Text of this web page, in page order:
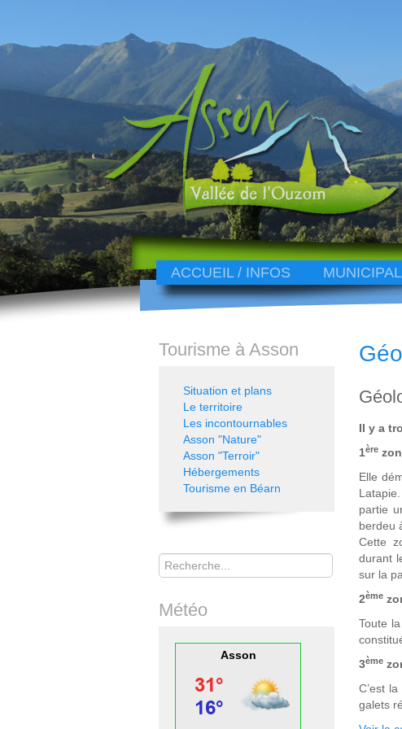
ACCUEIL / INFOS
Il y a
1ère
Elle
partie
berdeu
Cette
durant
sur la
2ème
Toute
3ème
C’est
galets
Tourisme à Asson
Situation et plans
Le territoire
Les incontournables
Asson "Nature"
Asson "Terroir"
Hébergements
Tourisme en Béarn
Rechercher
Météo
Asson